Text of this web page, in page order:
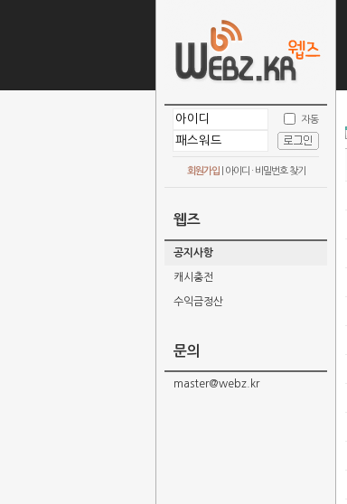
자동
회원가입| 아이디 · 비밀번호 찾기
웹즈
공지사항
캐시충전
수익금정산
문의
master@webz.kr